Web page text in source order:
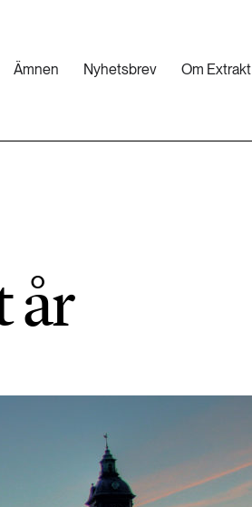
Ämnen Nyhetsbrev Om Extrakt
ARTIKLAR
år